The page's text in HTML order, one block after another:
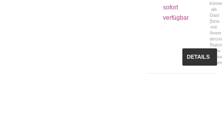
sofort
verfügbar
als
Gast
(bzw.
mit
Ihrem
keine
DETAILS